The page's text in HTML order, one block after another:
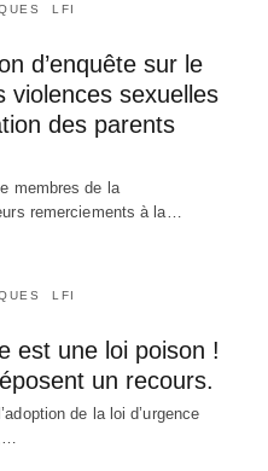
LFI
d’enquête sur le
violences sexuelles
des parents
membres de la
remerciements à la…
LFI
est une loi poison !
un recours.
de la loi d’urgence